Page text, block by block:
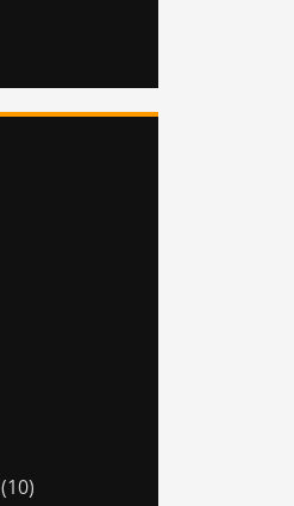
(10)